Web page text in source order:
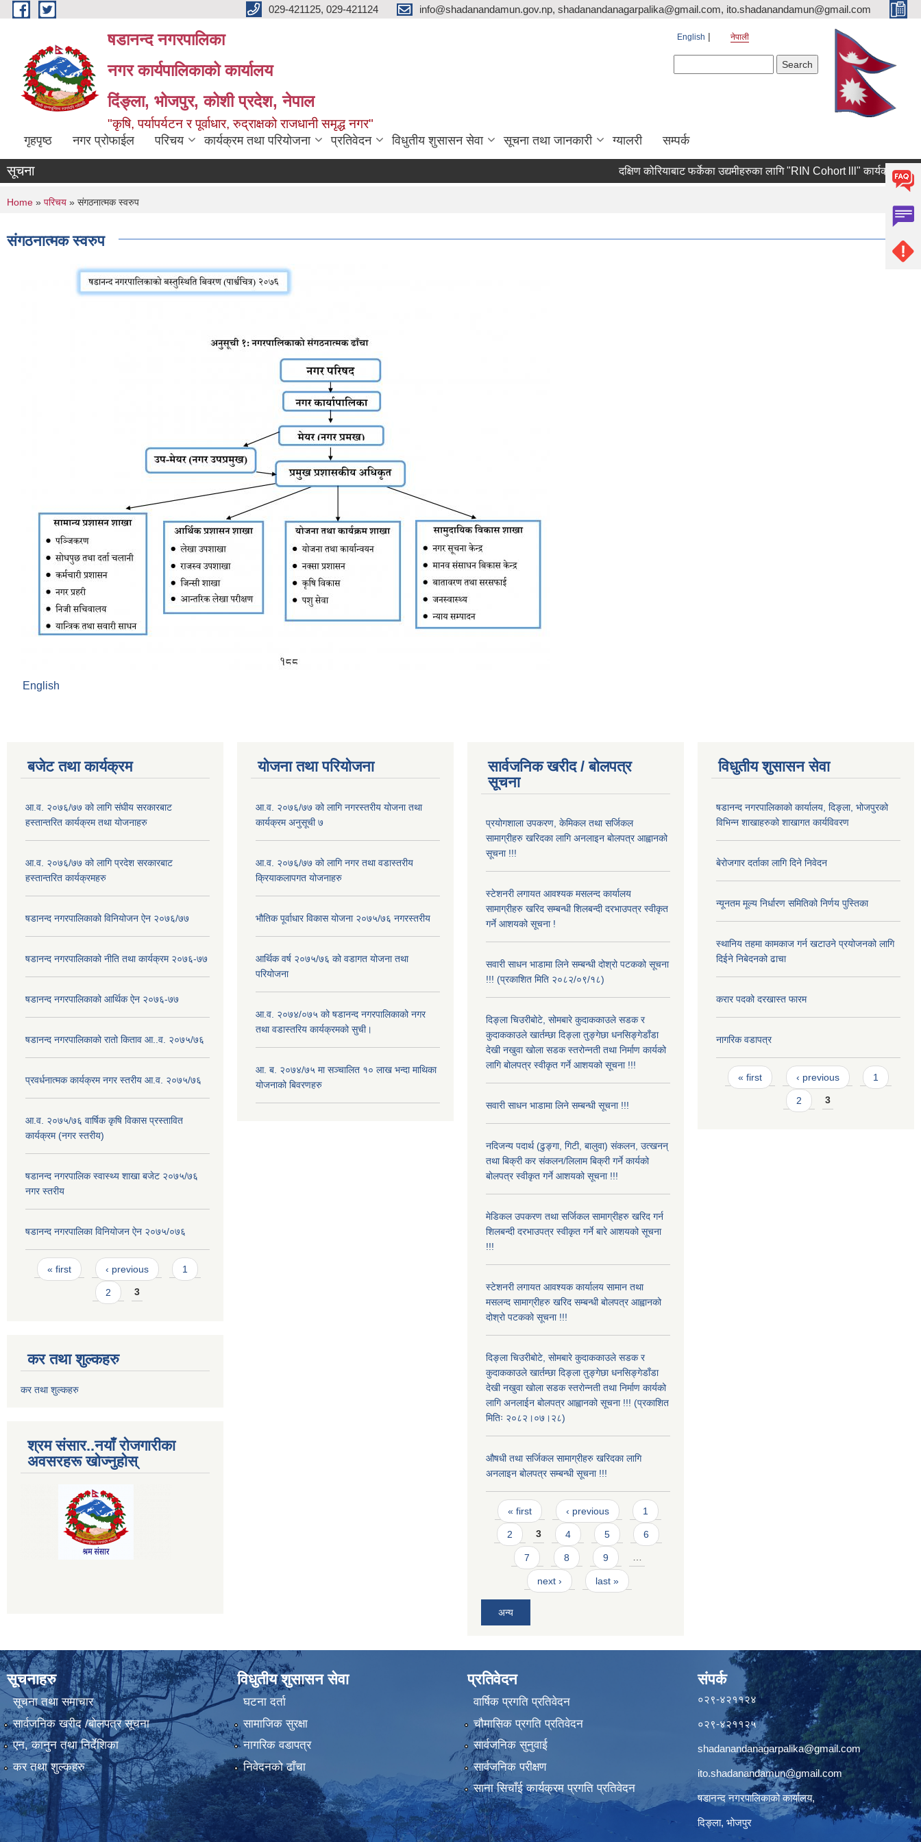
Skip to main content 029-421125, 029-421124 info@shadanandamun.gov.np, shadanandanagarpalika@gmail.com, ito.shadanandamun@gmail.com
षडानन्द नगरपालिका
नगर कार्यपालिकाको कार्यालय
दिंङ्ला, भोजपुर, कोशी प्रदेश, नेपाल
"कृषि, पर्यापर्यटन र पूर्वाधार, रुद्राक्षको राजधानी समृद्ध नगर"
English नेपाली
गृहपृष्ठ नगर प्रोफाईल परिचय कार्यक्रम तथा परियोजना प्रतिवेदन विधुतीय शुसासन सेवा सूचना तथा जानकारी ग्यालरी सम्पर्क
सूचना दक्षिण कोरियाबाट फर्केका उद्यमीहरुका लागि "RIN Cohort lll" कार्यक्रममा
You are here
Home » परिचय » संगठनात्मक स्वरुप
संगठनात्मक स्वरुप
English
बजेट तथा कार्यक्रम
आ.व. २०७६/७७ को लागि संघीय सरकारबाट
हस्तान्तरित कार्यक्रम तथा योजनाहरु
आ.व. २०७६/७७ को लागि प्रदेश सरकारबाट
हस्तान्तरित कार्यक्रमहरु
षडानन्द नगरपालिकाको विनियोजन ऐन २०७६/७७
षडानन्द नगरपालिकाको नीति तथा कार्यक्रम २०७६-७७
षडानन्द नगरपालिकाको आर्थिक ऐन २०७६-७७
षडानन्द नगरपालिकाको रातो किताव आ..व. २०७५/७६
प्रवर्धनात्मक कार्यक्रम नगर स्तरीय आ.व. २०७५/७६
आ.व. २०७५/७६ वार्षिक कृषि विकास प्रस्तावित
कार्यक्रम (नगर स्तरीय)
षडानन्द नगरपालिक स्वास्थ्य शाखा बजेट २०७५/७६
नगर स्तरीय
षडानन्द नगरपालिका विनियोजन ‌‌ऐन २०७५/०७६
Pages
« first ‹ previous 1
2 3
कर तथा शुल्कहरु
कर तथा शुल्कहरु
श्रम संसार..नयाँ रोजगारीका
अवसरहरू खोज्नुहोस्
योजना तथा परियोजना
आ.व. २०७६/७७ को लागि नगरस्तरीय योजना तथा
कार्यक्रम अनुसूची ७
आ.व. २०७६/७७ को लागि नगर तथा वडास्तरीय
क्रियाकलापगत योजनाहरु
भौतिक पूर्वाधार विकास योजना २०७५/७६ नगरस्तरीय
आर्थिक वर्ष २०७५/७६ को वडागत योजना तथा
परियोजना
आ.व. २०७४/०७५ को षडानन्द नगरपालिकाको नगर
तथा वडास्तरिय कार्यक्रमको सुची।
आ. ब. २०७४/७५ मा सञ्चालित १० लाख भन्दा माथिका
योजनाको बिवरणहरु
सार्वजनिक खरीद / बोलपत्र
सूचना
प्रयोगशाला उपकरण, केमिकल तथा सर्जिकल
सामाग्रीहरु खरिदका लागि अनलाइन बोलपत्र आह्वानको
सूचना !!!
स्टेशनरी लगायत आवश्यक मसलन्द कार्यालय
सामाग्रीहरु खरिद सम्बन्धी शिलबन्दी दरभाउपत्र स्वीकृत
गर्ने आशयको सूचना !
सवारी साधन भाडामा लिने सम्बन्धी दोश्रो पटकको सूचना
!!! (प्रकाशित मिति २०८२/०९/१८)
दिङ्ला चिउरीबोटे, सोमबारे कुदाककाउले सडक र
कुदाककाउले खार्तम्छा दिङ्ला तुङ्गेछा धनसिङ्गेडाँडा
देखी नखुवा खोला सडक स्तरोन्नती तथा निर्माण कार्यको
लागि बोलपत्र स्वीकृत गर्ने आशयको सूचना !!!
सवारी साधन भाडामा लिने सम्बन्धी सूचना !!!
नदिजन्य पदार्थ (ढुङ्गा, गिटी, बालुवा) संकलन, उत्खनन्
तथा बिक्री कर संकलन/लिलाम बिक्री गर्ने कार्यको
बोलपत्र स्वीकृत गर्ने आशयको सूचना !!!
मेडिकल उपकरण तथा सर्जिकल सामाग्रीहरु खरिद गर्न
शिलबन्दी दरभाउपत्र स्वीकृत गर्ने बारे आशयको सूचना
!!!
स्टेशनरी लगायत आवश्यक कार्यालय सामान तथा
मसलन्द सामाग्रीहरु खरिद सम्बन्धी बोलपत्र आह्वानको
दोश्रो पटकको सूचना !!!
दिङ्ला चिउरीबोटे, सोमबारे कुदाककाउले सडक र
कुदाककाउले खार्तम्छा दिङ्ला तुङ्गेछा धनसिङ्गेडाँडा
देखी नखुवा खोला सडक स्तरोन्नती तथा निर्माण कार्यको
लागि अनलाईन बोलपत्र आह्वानको सूचना !!! (प्रकाशित
मितिः २०८२।०७।२८)
औषधी तथा सर्जिकल सामाग्रीहरु खरिदका लागि
अनलाइन बोलपत्र सम्बन्धी सूचना !!!
Pages
« first ‹ previous 1
2 3 4 5 6
7 8 9 …
next › last »
अन्य
विधुतीय शुसासन सेवा
षडानन्द नगरपालिकाको कार्यालय, दिङ्ला, भोजपुरको
विभिन्न शाखाहरुको शाखागत कार्यविवरण
बेरोजगार दर्ताका लागि दिने निवेदन
न्यूनतम मूल्य निर्धारण समितिको निर्णय पुस्तिका
स्थानिय तहमा कामकाज गर्न खटाउने प्रयोजनको लागि
दिईने निबेदनको ढाचा
करार पदको दरखास्त फारम
नागरिक वडापत्र
Pages
« first ‹ previous 1
2 3
सूचनाहरु
सूचना तथा समाचार
सार्वजनिक खरीद /बोलपत्र सूचना
एन, कानुन तथा निर्देशिका
कर तथा शुल्कहरु
विधुतीय शुसासन सेवा
घटना दर्ता
सामाजिक सुरक्षा
नागरिक वडापत्र
निवेदनको ढाँचा
प्रतिवेदन
वार्षिक प्रगति प्रतिवेदन
चौमासिक प्रगति प्रतिवेदन
सार्वजनिक सुनुवाई
सार्वजनिक परीक्षण
साना सिचाँई कार्यक्रम प्रगति प्रतिवेदन
संपर्क
०२९-४२११२४
०२९-४२११२५
shadanandanagarpalika@gmail.com
ito.shadanandamun@gmail.com
षडानन्द नगरपालिकाको कार्यालय,
दिङ्ला, भोजपुर